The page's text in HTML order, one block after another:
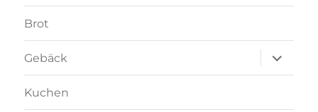
Brot
Gebäck
anzeigen
Kuchen